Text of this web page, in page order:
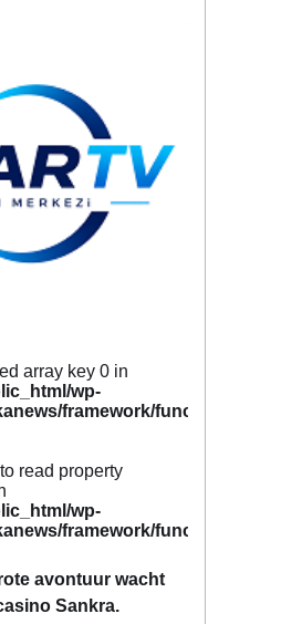
array key 0 in
wp-
framework/functions/
read property
wp-
framework/functions/
avontuur wacht
Sankra.